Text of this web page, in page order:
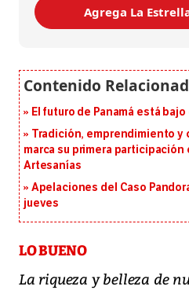
Agrega La
El futuro de Panamá está bajo
Tradición, emprendimiento y
marca su primera participación
Artesanías
Apelaciones del Caso
jueves
LO BUENO
La riqueza y belleza de